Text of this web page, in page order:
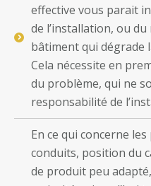
effective vous parait
de l’installation, ou du
bâtiment qui dégrade
Cela nécessite en
du problème, qui ne
responsabilité de
En ce qui concerne
conduits, position du
de produit peu